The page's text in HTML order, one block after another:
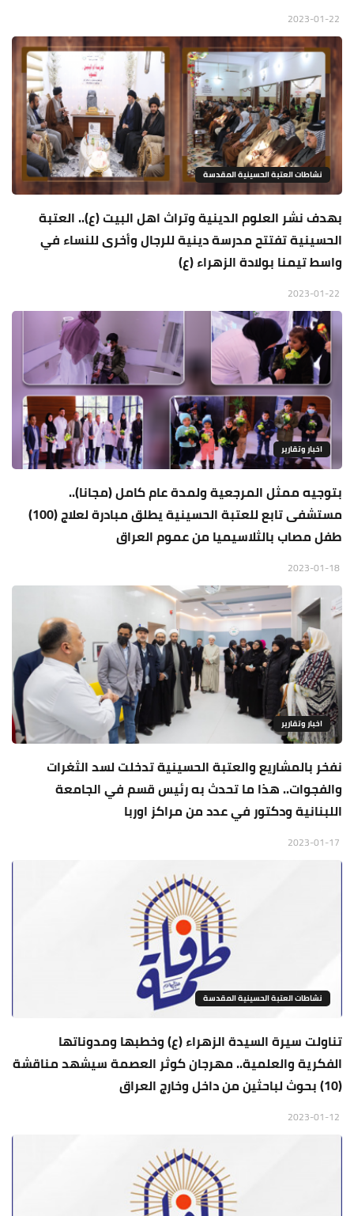
نشاطات العتبة الحسينية المقدسة
بهدف نشر العلوم الدينية وتراث اهل البيت (ع).. العتبة
الحسينية تفتتح مدرسة دينية للرجال وأخرى للنساء في
واسط تيمنا بولادة الزهراء (ع)
اخبار وتقارير
بتوجيه ممثل المرجعية ولمدة عام كامل (مجانا)..
مستشفى تابع للعتبة الحسينية يطلق مبادرة لعلاج (100)
طفل مصاب بالثلاسيميا من عموم العراق
اخبار وتقارير
نفخر بالمشاريع والعتبة الحسينية تدخلت لسد الثغرات
والفجوات.. هذا ما تحدث به رئيس قسم في الجامعة
اللبنانية ودكتور في عدد من مراكز اوربا
نشاطات العتبة الحسينية المقدسة
تناولت سيرة السيدة الزهراء (ع) وخطبها ومدوناتها
الفكرية والعلمية.. مهرجان كوثر العصمة سيشهد مناقشة
(10) بحوث لباحثين من داخل وخارج العراق